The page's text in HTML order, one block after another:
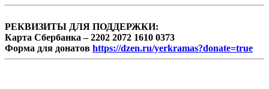
РЕКВИЗИТЫ ДЛЯ ПОДДЕРЖКИ:
Карта Сбербанка – 2202 2072 1610 0373
Форма для донатов https://dzen.ru/yerkramas?donate=true